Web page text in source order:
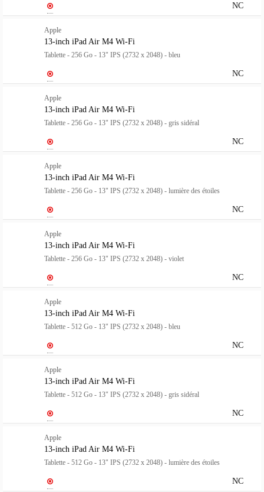
NC
Apple
13-inch iPad Air M4 Wi-Fi
Tablette - 256 Go - 13" IPS (2732 x 2048) - bleu
NC
Apple
13-inch iPad Air M4 Wi-Fi
Tablette - 256 Go - 13" IPS (2732 x 2048) - gris sidéral
NC
Apple
13-inch iPad Air M4 Wi-Fi
Tablette - 256 Go - 13" IPS (2732 x 2048) - lumière des étoiles
NC
Apple
13-inch iPad Air M4 Wi-Fi
Tablette - 256 Go - 13" IPS (2732 x 2048) - violet
NC
Apple
13-inch iPad Air M4 Wi-Fi
Tablette - 512 Go - 13" IPS (2732 x 2048) - bleu
NC
Apple
13-inch iPad Air M4 Wi-Fi
Tablette - 512 Go - 13" IPS (2732 x 2048) - gris sidéral
NC
Apple
13-inch iPad Air M4 Wi-Fi
Tablette - 512 Go - 13" IPS (2732 x 2048) - lumière des étoiles
NC